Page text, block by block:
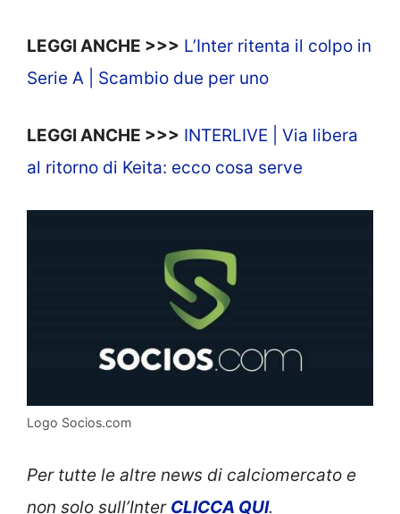
LEGGI ANCHE >>> L’Inter ritenta il colpo in
Serie A | Scambio due per uno
LEGGI ANCHE >>> INTERLIVE | Via libera
al ritorno di Keita: ecco cosa serve
Logo Socios.com
Per tutte le altre news di calciomercato e
non solo sull’Inter CLICCA QUI.